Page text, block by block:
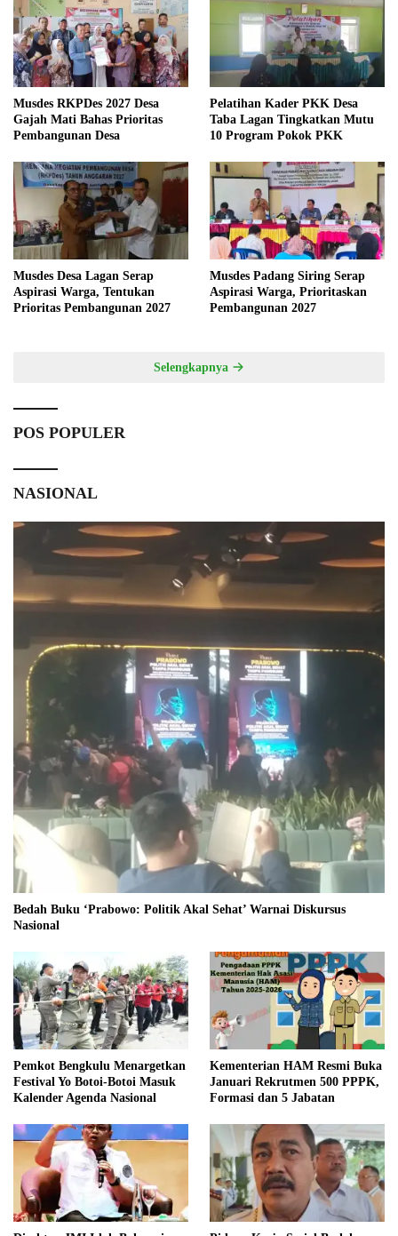
Musdes RKPDes 2027 Desa
Gajah Mati Bahas Prioritas
Pembangunan Desa
Pelatihan Kader PKK Desa
Taba Lagan Tingkatkan Mutu
10 Program Pokok PKK
Musdes Desa Lagan Serap
Aspirasi Warga, Tentukan
Prioritas Pembangunan 2027
Musdes Padang Siring Serap
Aspirasi Warga, Prioritaskan
Pembangunan 2027
Selengkapnya
POS POPULER
NASIONAL
Bedah Buku ‘Prabowo: Politik Akal Sehat’ Warnai Diskursus
Nasional
Pemkot Bengkulu Menargetkan
Festival Yo Botoi-Botoi Masuk
Kalender Agenda Nasional
Kementerian HAM Resmi Buka
Januari Rekrutmen 500 PPPK,
Formasi dan 5 Jabatan